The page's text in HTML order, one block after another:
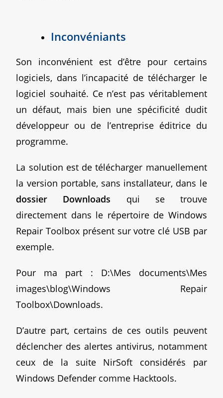
Inconvéniants
Son inconvénient est d’être pour certains
logiciels, dans l’incapacité de télécharger le
logiciel souhaité. Ce n’est pas véritablement
un défaut, mais bien une spécificité dudit
développeur ou de l’entreprise éditrice du
programme.
La solution est de télécharger manuellement
la version portable, sans installateur, dans le
dossier Downloads qui se trouve
directement dans le répertoire de Windows
Repair Toolbox présent sur votre clé USB par
exemple.
Pour ma part : D:\Mes documents\Mes
images\blog\Windows Repair
Toolbox\Downloads.
D’autre part, certains de ces outils peuvent
déclencher des alertes antivirus, notamment
ceux de la suite NirSoft considérés par
Windows Defender comme Hacktools.